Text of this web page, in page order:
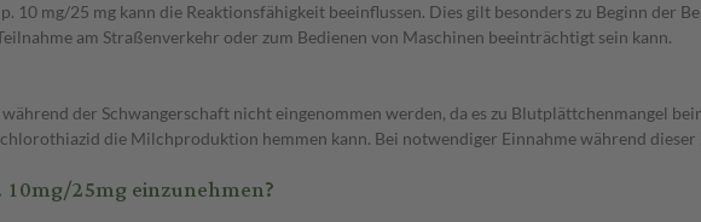
mg/25 mg kann die Reaktionsfähigkeit beeinflussen. Dies gilt besonders zu Beginn der
am Straßenverkehr oder zum Bedienen von Maschinen beeinträchtigt sein kann.
der Schwangerschaft nicht eingenommen werden, da es zu Blutplättchenmangel
die Milchproduktion hemmen kann. Bei notwendiger Einnahme während
25mg einzunehmen?